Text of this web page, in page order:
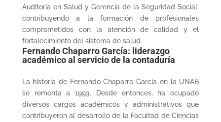
Auditoría en Salud y Gerencia de la Seguridad Social,
contribuyendo a la formación de profesionales
comprometidos con la atención de calidad y el
fortalecimiento del sistema de salud.
Fernando Chaparro García: liderazgo
académico al servicio de la contaduría
La historia de Fernando Chaparro García en la UNAB
se remonta a 1993. Desde entonces, ha ocupado
diversos cargos académicos y administrativos que
contribuyeron al desarrollo de la Facultad de Ciencias